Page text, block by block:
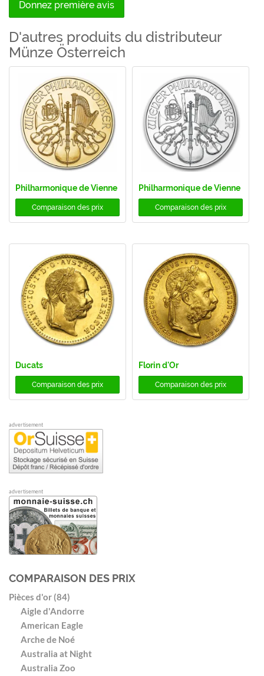
Donnez première avis
D'autres produits du distributeur
Münze Österreich
Philharmonique de Vienne
Comparaison des prix
Philharmonique de Vienne
Comparaison des prix
Ducats
Comparaison des prix
Florin d'Or
Comparaison des prix
advertisement
advertisement
COMPARAISON DES PRIX
Pièces d'or (84)
Aigle d'Andorre
American Eagle
Arche de Noé
Australia at Night
Australia Zoo